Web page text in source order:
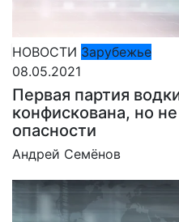
НОВОСТИ Зарубежье
08.05.2021
Первая партия
конфискована, но
опасности
Андрей Семёнов